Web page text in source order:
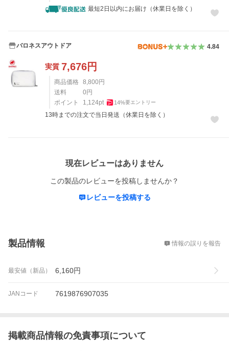
最短2日以内にお届け（休業日を除く）
バロネスアウトドア 4.84
実質 7,676円
商品価格 8,800 円
送料
0 円
ポイント
1,124pt 14%要エントリー
13時までの注文で当日発送（休業日を除く）
現在レビューはありません
この製品のレビューを投稿しませんか？
レビューを投稿する
製品情報 情報の誤りを報告
最安値（新品） 6,160円
JANコード 7619876907035
掲載商品情報の免責事項について